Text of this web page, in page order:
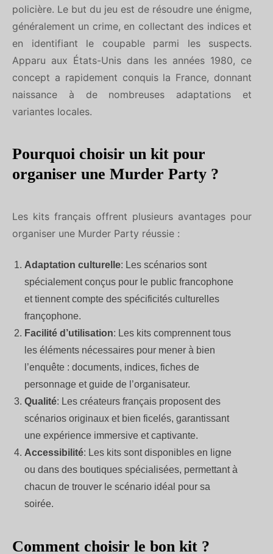
policière. Le but du jeu est de résoudre une énigme,
généralement un crime, en collectant des indices et
en identifiant le coupable parmi les suspects.
Apparu aux États-Unis dans les années 1980, ce
concept a rapidement conquis la France, donnant
naissance à de nombreuses adaptations et
variantes locales.
Pourquoi choisir un kit pour
organiser une Murder Party ?
Les kits français offrent plusieurs avantages pour
organiser une Murder Party réussie :
Adaptation culturelle: Les scénarios sont
spécialement conçus pour le public francophone
et tiennent compte des spécificités culturelles
françophone.
Facilité d’utilisation: Les kits comprennent tous
les éléments nécessaires pour mener à bien
l’enquête : documents, indices, fiches de
personnage et guide de l’organisateur.
Qualité: Les créateurs français proposent des
scénarios originaux et bien ficelés, garantissant
une expérience immersive et captivante.
Accessibilité: Les kits sont disponibles en ligne
ou dans des boutiques spécialisées, permettant à
chacun de trouver le scénario idéal pour sa
soirée.
Comment choisir le bon kit ?